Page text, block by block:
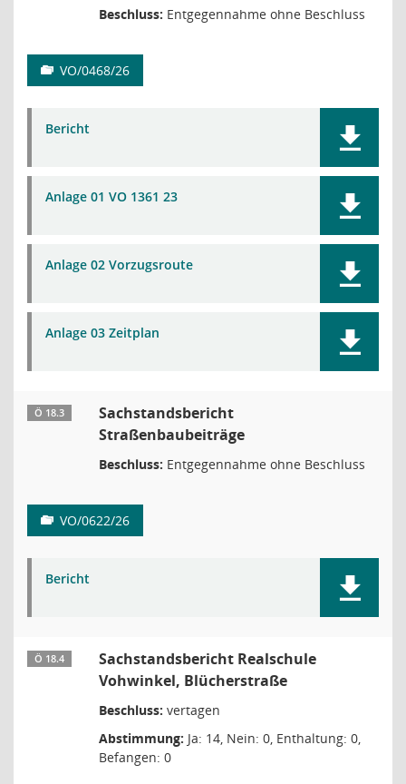
Beschluss: Entgegennahme ohne Beschluss
VO/0468/26
Bericht
Anlage 01 VO 1361 23
Anlage 02 Vorzugsroute
Anlage 03 Zeitplan
Ö 18.3
Sachstandsbericht
Straßenbaubeiträge
Beschluss: Entgegennahme ohne Beschluss
VO/0622/26
Bericht
Ö 18.4
Sachstandsbericht Realschule
Vohwinkel, Blücherstraße
Beschluss: vertagen
Abstimmung: Ja: 14, Nein: 0, Enthaltung: 0,
Befangen: 0